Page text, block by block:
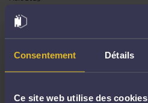
Consentement Détails
Ce site web utilise des cookies
Février 2025
Janvier 2025
Novembre 2024
Septembre 2024